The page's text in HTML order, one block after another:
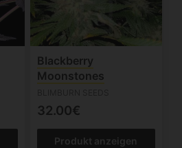
Blackberry
Moonstones
32.00€
Produkt anzeigen